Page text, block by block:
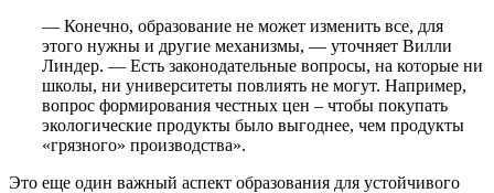
— Конечно, образование не может изменить все, для
этого нужны и другие механизмы, — уточняет Вилли
Линдер. — Есть законодательные вопросы, на которые ни
школы, ни университеты повлиять не могут. Например,
вопрос формирования честных цен – чтобы покупать
экологические продукты было выгоднее, чем продукты
«грязного» производства».
Это еще один важный аспект образования для устойчивого